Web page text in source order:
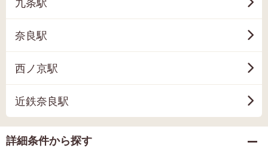
奈良駅
西ノ京駅
近鉄奈良駅
詳細条件から探す